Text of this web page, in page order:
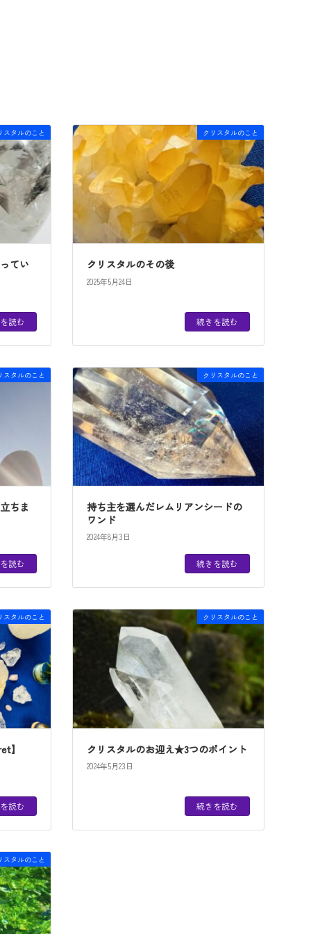
スタルのこと
てい
読む
クリスタルのこと
クリスタルのその後
2025年5月24日
続きを読む
スタルのこと
ちま
読む
クリスタルのこと
持ち主を選んだレムリアンシードの
ワンド
2024年8月3日
続きを読む
スタルのこと
】
読む
クリスタルのこと
クリスタルのお迎え★3つのポイント
2024年5月23日
続きを読む
スタルのこと